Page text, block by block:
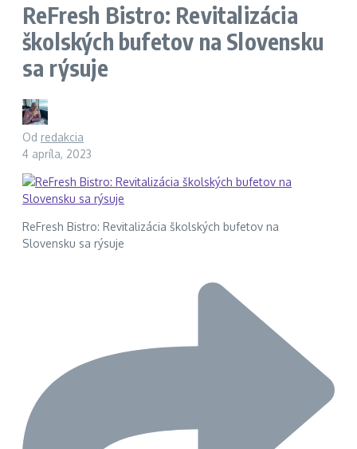
ReFresh Bistro: Revitalizácia
školských bufetov na Slovensku
sa rýsuje
Od redakcia
4 apríla, 2023
ReFresh Bistro: Revitalizácia školských bufetov na
Slovensku sa rýsuje